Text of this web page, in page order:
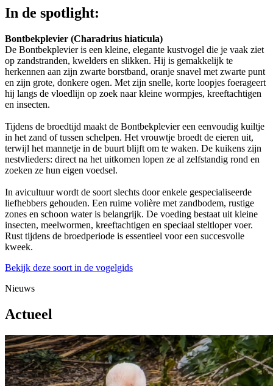
In de spotlight:
Bontbekplevier (Charadrius hiaticula)
De Bontbekplevier is een kleine, elegante kustvogel die je vaak ziet
op zandstranden, kwelders en slikken. Hij is gemakkelijk te
herkennen aan zijn zwarte borstband, oranje snavel met zwarte punt
en zijn grote, donkere ogen. Met zijn snelle, korte loopjes foerageert
hij langs de vloedlijn op zoek naar kleine wormpjes, kreeftachtigen
en insecten.
Tijdens de broedtijd maakt de Bontbekplevier een eenvoudig kuiltje
in het zand of tussen schelpen. Het vrouwtje broedt de eieren uit,
terwijl het mannetje in de buurt blijft om te waken. De kuikens zijn
nestvlieders: direct na het uitkomen lopen ze al zelfstandig rond en
zoeken ze hun eigen voedsel.
In avicultuur wordt de soort slechts door enkele gespecialiseerde
liefhebbers gehouden. Een ruime volière met zandbodem, rustige
zones en schoon water is belangrijk. De voeding bestaat uit kleine
insecten, meelwormen, kreeftachtigen en speciaal steltloper voer.
Rust tijdens de broedperiode is essentieel voor een succesvolle
kweek.
Bekijk deze soort in de vogelgids
Nieuws
Actueel